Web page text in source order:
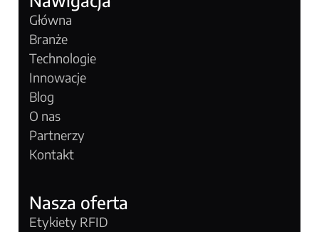
Główna
Branże
Technologie
Innowacje
Blog
O nas
Partnerzy
Kontakt
Nasza oferta
Etykiety RFID